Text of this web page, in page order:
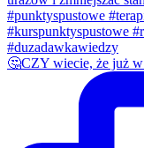
🤔CZY wiecie, że już